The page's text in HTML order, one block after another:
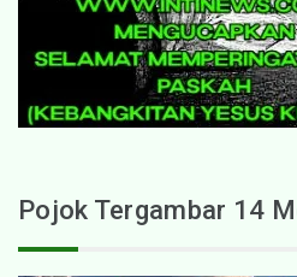
Pojok Tergambar 14